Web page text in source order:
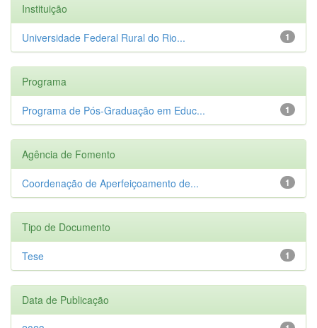
Instituição
1
Universidade Federal Rural do Rio...
Programa
1
Programa de Pós-Graduação em Educ...
Agência de Fomento
1
Coordenação de Aperfeiçoamento de...
Tipo de Documento
1
Tese
Data de Publicação